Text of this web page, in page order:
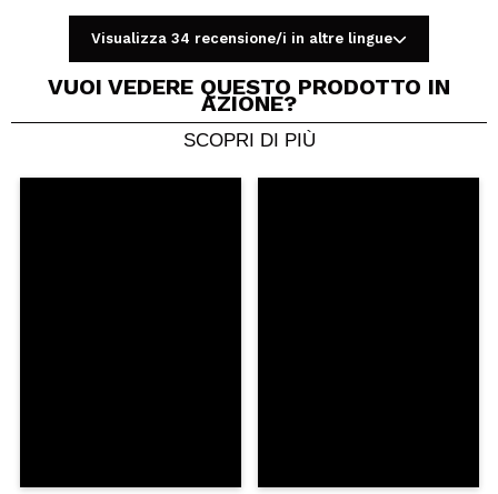
Condividi un video o una foto
Il tuo video potrebbe essere il primo. Immaginalo...
Visualizza 34 recensione/i in altre lingue
VUOI VEDERE QUESTO PRODOTTO IN
AZIONE?
SCOPRI DI PIÙ